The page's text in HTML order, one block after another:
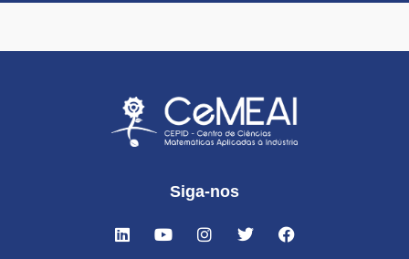
Siga-nos